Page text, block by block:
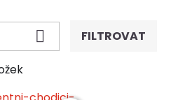
 FILTROVAT